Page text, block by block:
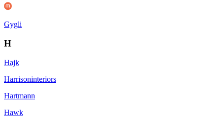
Gygli
H
Hajk
Harrisoninteriors
Hartmann
Hawk